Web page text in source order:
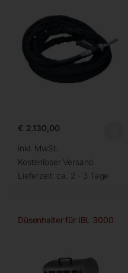
€ 2.130,00
inkl. MwSt.
Kostenloser Versand
Lieferzeit: ca. 2 - 3 Tage
Düsenhalter für IBL 3000